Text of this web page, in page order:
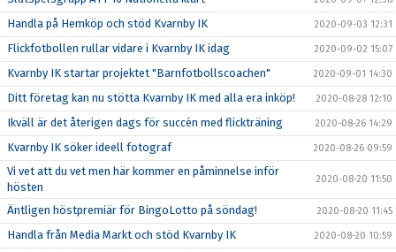
Handla på Hemköp och stöd Kvarnby IK 2020-09-03 12:31
Flickfotbollen rullar vidare i Kvarnby IK idag 2020-09-02 15:07
Kvarnby IK startar projektet "Barnfotbollscoachen" 2020-09-01 14:30
Ditt företag kan nu stötta Kvarnby IK med alla era inköp! 2020-08-28 12:10
Ikväll är det återigen dags för succén med flickträning 2020-08-26 14:29
Kvarnby IK söker ideell fotograf 2020-08-26 09:59
Vi vet att du vet men här kommer en påminnelse inför
hösten
2020-08-20 11:50
Äntligen höstpremiär för BingoLotto på söndag! 2020-08-20 11:45
Handla från Media Markt och stöd Kvarnby IK 2020-08-20 10:59